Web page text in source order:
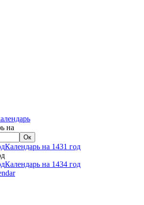
на
Ок
Календарь на 1431 год
Календарь на 1434 год